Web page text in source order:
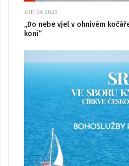
SRP, 06 2026
„Do nebe vjel v ohnivém
koni“